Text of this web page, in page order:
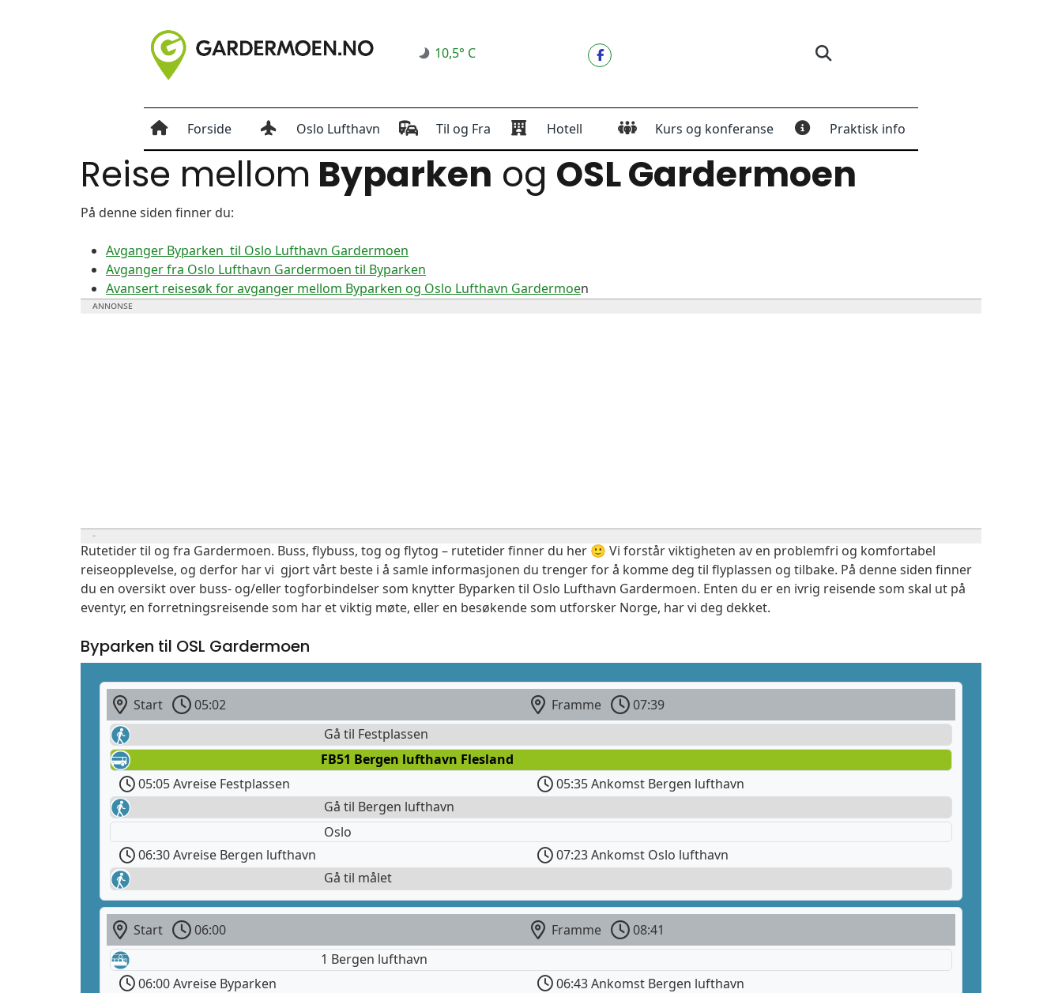
10,5° C
Forside Oslo Lufthavn Til og Fra Hotell Kurs og konferanse Praktisk info
Reise mellom Byparken og OSL Gardermoen
På denne siden finner du:
Avganger Byparken til Oslo Lufthavn Gardermoen
Avganger fra Oslo Lufthavn Gardermoen til Byparken
Avansert reisesøk for avganger mellom Byparken og Oslo Lufthavn Gardermoen
Rutetider til og fra Gardermoen. Buss, flybuss, tog og flytog – rutetider finner du her 🙂 Vi forstår viktigheten av en problemfri og komfortabel
reiseopplevelse, og derfor har vi gjort vårt beste i å samle informasjonen du trenger for å komme deg til flyplassen og tilbake. På denne siden finner
du en oversikt over buss- og/eller togforbindelser som knytter Byparken til Oslo Lufthavn Gardermoen. Enten du er en ivrig reisende som skal ut på
eventyr, en forretningsreisende som har et viktig møte, eller en besøkende som utforsker Norge, har vi deg dekket.
Byparken til OSL Gardermoen
Start 05:02 Framme
07:39
Gå til Festplassen
FB51 Bergen lufthavn Flesland
05:05 Avreise Festplassen
05:35 Ankomst Bergen lufthavn
Gå til Bergen lufthavn
Oslo
06:30 Avreise Bergen lufthavn
07:23 Ankomst Oslo lufthavn
Gå til målet
Start 06:00 Framme
08:41
1 Bergen lufthavn
06:00 Avreise Byparken
06:43 Ankomst Bergen lufthavn